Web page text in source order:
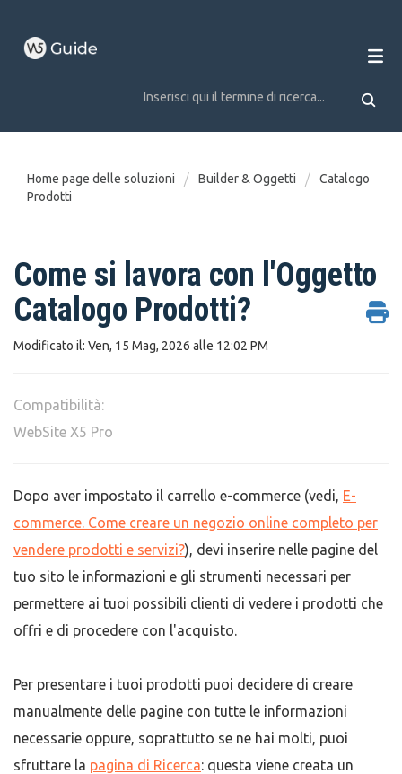
Home page delle soluzioni Builder & Oggetti
Catalogo
Prodotti
Come si lavora con l'Oggetto
Catalogo Prodotti?
Modificato il: Ven, 15 Mag, 2026 alle 12:02 PM
Compatibilità:
WebSite X5 Pro
Dopo aver impostato il carrello e-commerce (vedi, E-
commerce. Come creare un negozio online completo per
vendere prodotti e servizi?), devi inserire nelle pagine del
tuo sito le informazioni e gli strumenti necessari per
permettere ai tuoi possibili clienti di vedere i prodotti che
offri e di procedere con l'acquisto.
Per presentare i tuoi prodotti puoi decidere di creare
manualmente delle pagine con tutte le informazioni
necessarie oppure, soprattutto se ne hai molti, puoi
sfruttare la pagina di Ricerca: questa viene creata un